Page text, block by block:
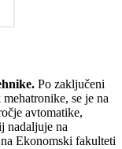
Po zaključeni
se je na
avtomatike,
nadaljuje na
Ekonomski fakulteti